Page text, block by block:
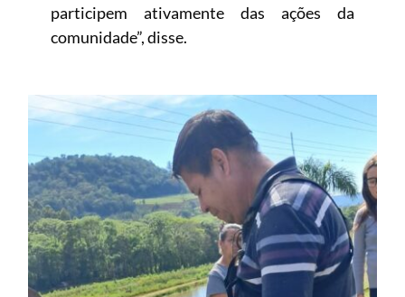
participem ativamente das ações da
comunidade”, disse.